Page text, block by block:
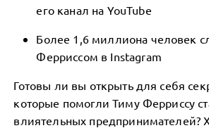
его канал на YouTube
Более 1,6 миллиона человек
Ферриссом в Instagram
Готовы ли вы открыть для себя
которые помогли Тиму Ферриссу
влиятельных предпринимателей?